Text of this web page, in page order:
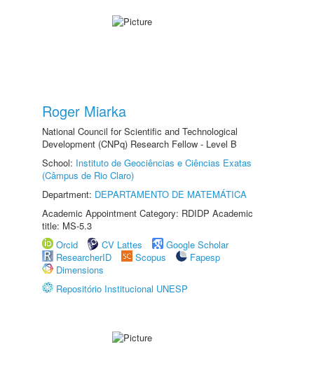
Roger Miarka
National Council for Scientific and Technological
Development (CNPq) Research Fellow - Level B
School: Instituto de Geociências e Ciências Exatas
(Câmpus de Rio Claro)
Department: DEPARTAMENTO DE MATEMÁTICA
Academic Appointment Category: RDIDP Academic
title: MS-5.3
Orcid
CV Lattes
Google Scholar
ResearcherID
Scopus
Fapesp
Dimensions
Repositório Institucional UNESP